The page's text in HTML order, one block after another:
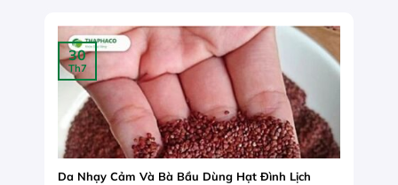
Da Nhạy Cảm Và Bà Bầu Dùng Hạt Đình Lịch
30
Th7